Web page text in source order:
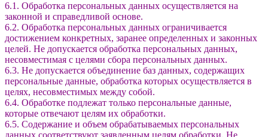
6.1. Обработка персональных данных осуществляется на
законной и справедливой основе.
6.2. Обработка персональных данных ограничивается
достижением конкретных, заранее определенных и законных
целей. Не допускается обработка персональных данных,
несовместимая с целями сбора персональных данных.
6.3. Не допускается объединение баз данных, содержащих
персональные данные, обработка которых осуществляется в
целях, несовместимых между собой.
6.4. Обработке подлежат только персональные данные,
которые отвечают целям их обработки.
6.5. Содержание и объем обрабатываемых персональных